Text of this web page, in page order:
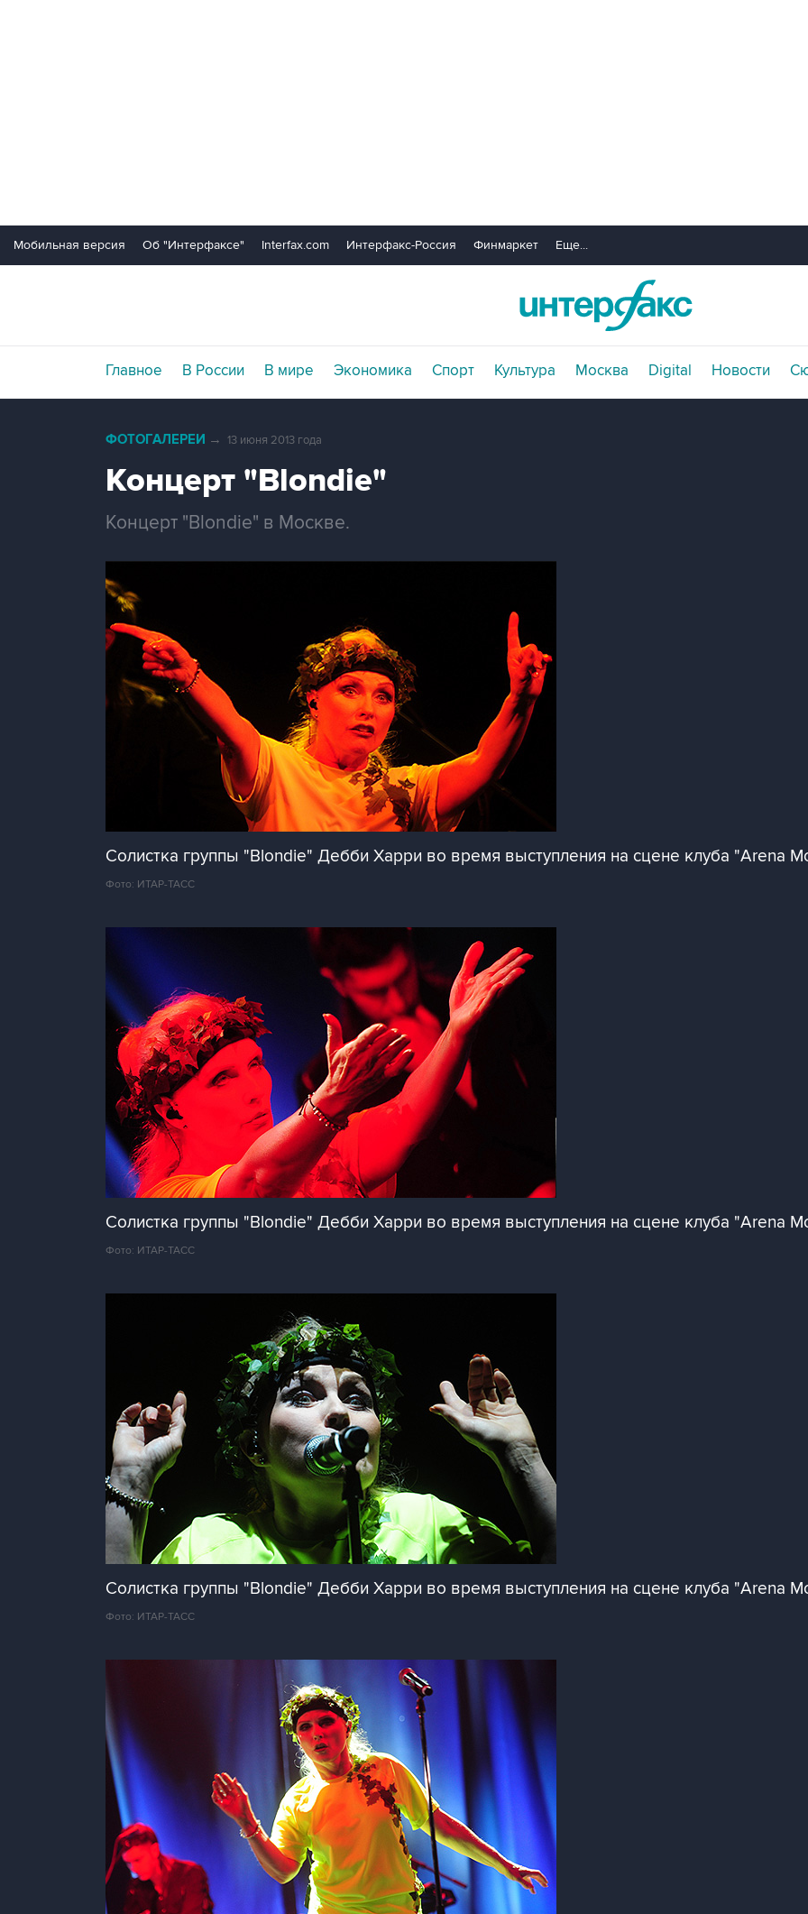
Мобильная версия Об "Интерфаксе" Interfax.com Интерфакс-Россия Финмаркет Еще...
Главное В России В мире Экономика Спорт Культура Москва Digital Новости
ФОТОГАЛЕРЕИ → 13 июня 2013 года
Концерт "Blondie"
Концерт "Blondie" в Москве.
Солистка группы "Blondie" Дебби Харри во время выступления на сцене клуба "Arena
Фото: ИТАР-ТАСС
Солистка группы "Blondie" Дебби Харри во время выступления на сцене клуба "Arena
Фото: ИТАР-ТАСС
Солистка группы "Blondie" Дебби Харри во время выступления на сцене клуба "Arena
Фото: ИТАР-ТАСС